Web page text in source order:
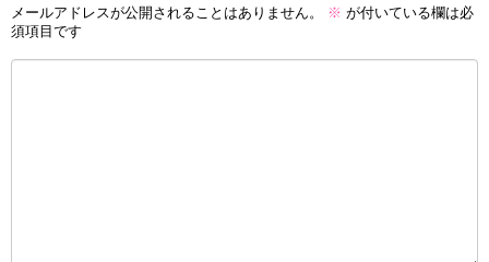
メールアドレスが公開されることはありません。 ※ が付いている欄は必
須項目です